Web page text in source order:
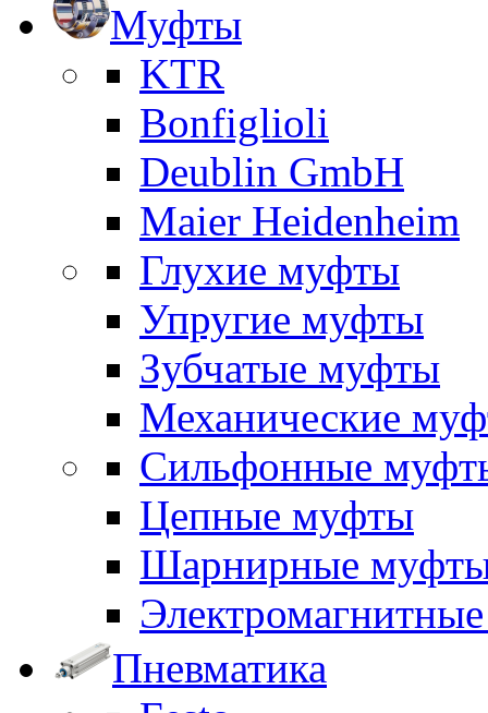
Муфты
KTR
Bonfiglioli
Deublin GmbH
Maier Heidenheim
Глухие муфты
Упругие муфты
Зубчатые муфты
Механические
Сильфонные
Цепные муфты
Шарнирные
Пневматика